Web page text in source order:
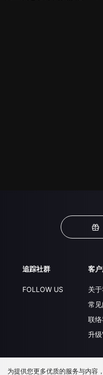
追踪社群
FOLLOW US
客
关
常
联
升
下载 APP
为提供您更多优质的服务与内容